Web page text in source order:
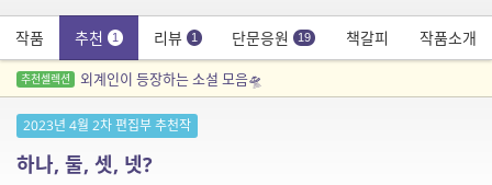
작품 추천 1 리뷰 1 단문응원 19 책갈피 작품소개
추천셀렉션 외계인이 등장하는 소설 모음🛸
2023년 4월 2차 편집부 추천작
하나, 둘, 셋, 넷?